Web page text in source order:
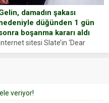
damadın şakası
düğünden 1 gün
boşanma kararı aldı
sitesi Slate’in ‘Dear
isimli tavsiye köşesine
yapıştırdığı için düğünden...
veriyor!